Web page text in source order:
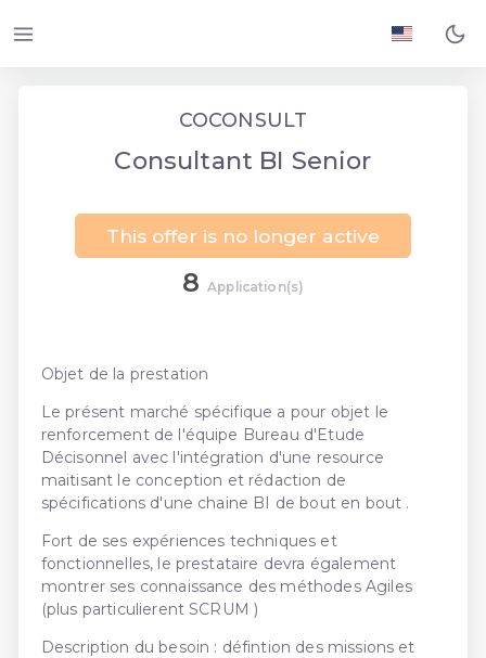
COCONSULT
Consultant BI Senior
This offer is no longer active
8Application(s)
Objet de la prestation
Le présent marché spécifique a pour objet le
renforcement de l'équipe Bureau d'Etude
Décisonnel avec l'intégration d'une resource
maitisant le conception et rédaction de
spécifications d'une chaine BI de bout en bout .
Fort de ses expériences techniques et
fonctionnelles, le prestataire devra également
montrer ses connaissance des méthodes Agiles
(plus particulierent SCRUM )
Description du besoin : défintion des missions et